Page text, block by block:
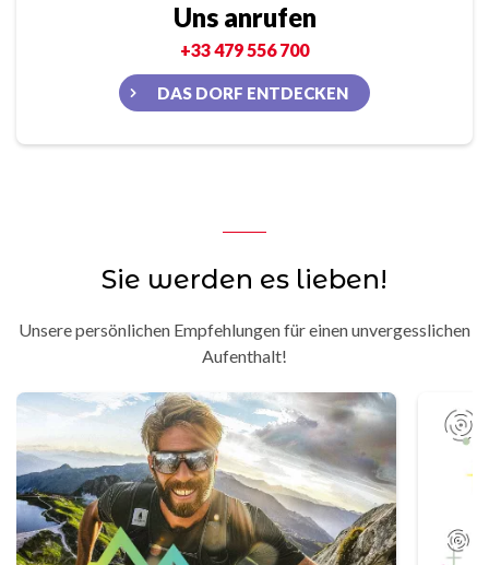
Uns anrufen
+33 479 556 700
DAS DORF ENTDECKEN
Sie werden es lieben!
Unsere persönlichen Empfehlungen für einen unvergesslichen
Aufenthalt!